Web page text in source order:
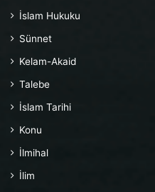
İslam Hukuku
Sünnet
Kelam-Akaid
Talebe
İslam Tarihi
Konu
İlmihal
İlim